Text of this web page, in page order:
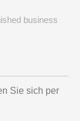
business
Sie sich per